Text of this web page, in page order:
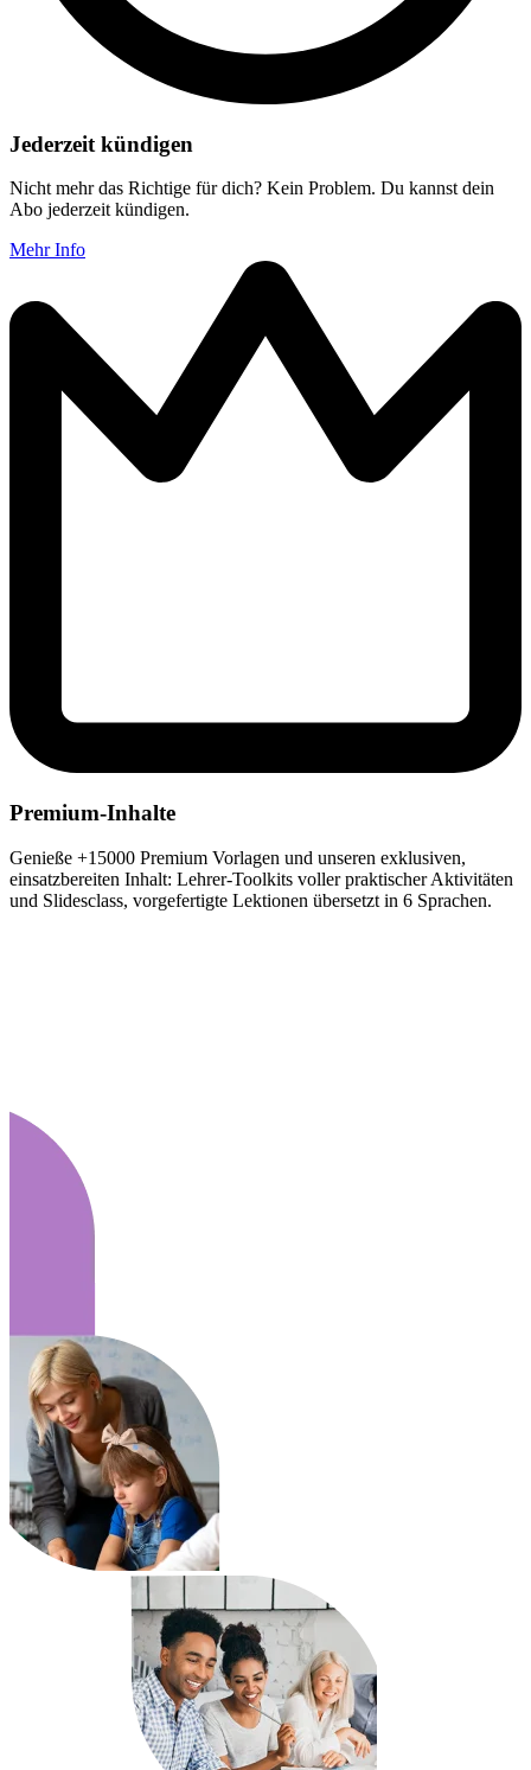
Jederzeit kündigen
Nicht mehr das Richtige für dich? Kein Problem. Du kannst dein
Abo jederzeit kündigen.
Mehr Info
Premium-Inhalte
Genieße +15000 Premium Vorlagen und unseren exklusiven,
einsatzbereiten Inhalt: Lehrer-Toolkits voller praktischer Aktivitäten
und Slidesclass, vorgefertigte Lektionen übersetzt in 6 Sprachen.